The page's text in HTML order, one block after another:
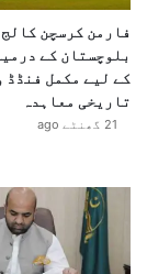
فارمن کرسچن
بلوچستان کے
کے لیے مکمل فنڈڈ
تاریخی معاہدہ
21 گھنٹے ago